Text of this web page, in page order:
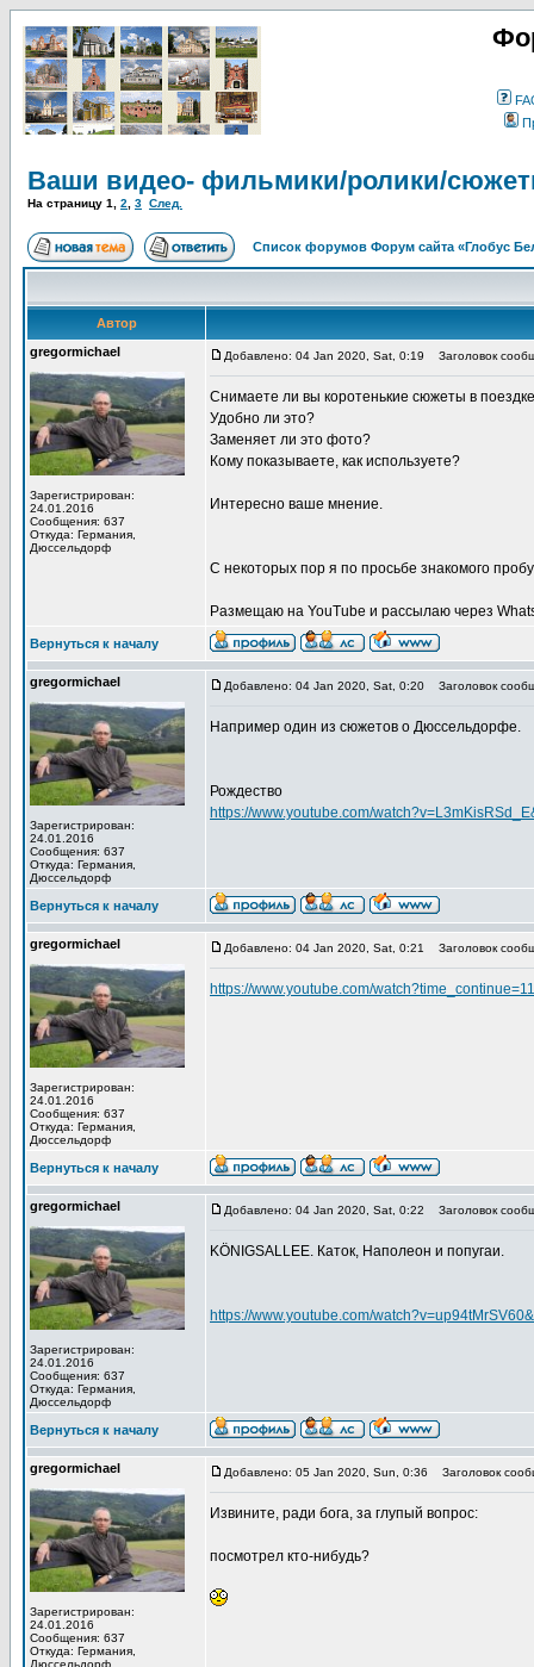
Ваши видео- фильмики/ролики/
На страницу 1 2 3 След.
Список форумов Форум сайта «Глобус
Автор
gregormichael
Зарегистрирован:
24.01.2016
Сообщения: 637
Откуда: Германия,
Дюссельдорф
Добавлено: 04 Jan 2020, Sat, 0:19 Заголовок
Снимаете ли вы коротенькие сюжеты в
Удобно ли это?
Заменяет ли это фото?
Кому показываете, как используете?
Интересно ваше мнение.
С некоторых пор я по просьбе знакомого
Размещаю на YouTube и рассылаю через
Вернуться к началу
gregormichael
Зарегистрирован:
24.01.2016
Сообщения: 637
Откуда: Германия,
Дюссельдорф
Добавлено: 04 Jan 2020, Sat, 0:20 Заголовок
Например один из сюжетов о Дюссельдорфе.
Рождество
https://www.youtube.com/
Вернуться к началу
gregormichael
Зарегистрирован:
24.01.2016
Сообщения: 637
Откуда: Германия,
Дюссельдорф
Добавлено: 04 Jan 2020, Sat, 0:21 Заголовок
https://www.youtube.com/
Вернуться к началу
gregormichael
Зарегистрирован:
24.01.2016
Сообщения: 637
Откуда: Германия,
Дюссельдорф
Добавлено: 04 Jan 2020, Sat, 0:22 Заголовок
KÖNIGSALLEE. Каток, Наполеон и попугаи.
https://www.youtube.com/
Вернуться к началу
gregormichael
Зарегистрирован:
24.01.2016
Сообщения: 637
Откуда: Германия,
Дюссельдорф
Добавлено: 05 Jan 2020, Sun, 0:36 Заголовок
Извините, ради бога, за глупый вопрос:
посмотрел кто-нибудь?